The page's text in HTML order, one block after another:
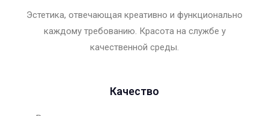
Эстетика, отвечающая креативно и функционально
каждому требованию. Красота на службе у
качественной среды.
Качество